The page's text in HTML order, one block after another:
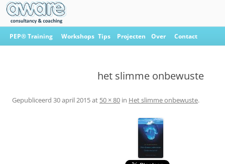
Ga
naar
PEP® Training Workshops Tips Projecten Over Contact
het slimme onbewuste
Gepubliceerd 30 april 2015at 50 × 80 in Het slimme onbewuste.